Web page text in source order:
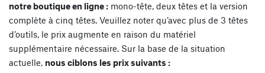
notre boutique en ligne : mono-tête, deux têtes et la version
complète à cinq têtes. Veuillez noter qu’avec plus de 3 têtes
d’outils, le prix augmente en raison du matériel
supplémentaire nécessaire. Sur la base de la situation
actuelle, nous ciblons les prix suivants :